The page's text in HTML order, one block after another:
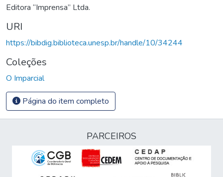
Editora “Imprensa” Ltda.
URI
https://bibdig.biblioteca.unesp.br/handle/10/34244
Coleções
O Imparcial
Página do item completo
PARCEIROS